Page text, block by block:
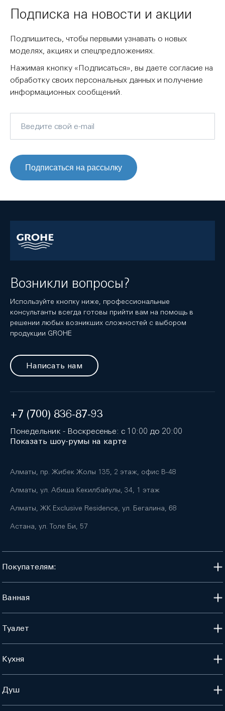
Подписка на новости и акции
Подпишитесь, чтобы первыми узнавать о новых
моделях, акциях и спецпредложениях.
Нажимая кнопку «Подписаться», вы даете согласие на
обработку своих персональных данных и получение
информационных сообщений.
Подписаться на рассылку
Возникли вопросы?
Используйте кнопку ниже, профессиональные
консультанты всегда готовы прийти вам на помощь в
решении любых возникших сложностей с выбором
продукции GROHE
Написать нам
+7 (700) 836-87-93
Понедельник - Воскресенье: с 10:00 до 20:00
Показать шоу-румы на карте
Алматы, пр. Жибек Жолы 135, 2 этаж, офис B-48
Алматы, ул. Абиша Кекилбайулы, 34, 1 этаж
Алматы, ЖК Exclusive Residence, ул. Бегалина, 68
Астана, ул. Толе Би, 57
Покупателям:
Ванная
Туалет
Кухня
Душ